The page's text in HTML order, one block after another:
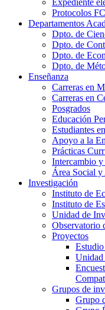
Protocolos
Departamentos
Dpto. de
Dpto. de
Dpto. de
Dpto. de
Enseñanza
Carreras en
Carreras en
Posgrados
Educación
Estudiantes
Apoyo a la
Prácticas
Intercambio
Área Social y
Investigación
Instituto de
Instituto de
Unidad de
Observatorio
Proyectos
Unidad
Grupos de
Grupo